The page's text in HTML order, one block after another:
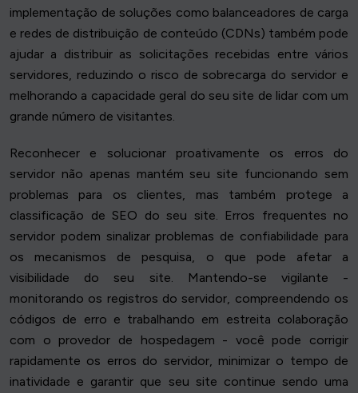
implementação de soluções como balanceadores de carga
e redes de distribuição de conteúdo (CDNs) também pode
ajudar a distribuir as solicitações recebidas entre vários
servidores, reduzindo o risco de sobrecarga do servidor e
melhorando a capacidade geral do seu site de lidar com um
grande número de visitantes.
Reconhecer e solucionar proativamente os erros do
servidor não apenas mantém seu site funcionando sem
problemas para os clientes, mas também protege a
classificação de SEO do seu site. Erros frequentes no
servidor podem sinalizar problemas de confiabilidade para
os mecanismos de pesquisa, o que pode afetar a
visibilidade do seu site. Mantendo-se vigilante -
monitorando os registros do servidor, compreendendo os
códigos de erro e trabalhando em estreita colaboração
com o provedor de hospedagem - você pode corrigir
rapidamente os erros do servidor, minimizar o tempo de
inatividade e garantir que seu site continue sendo uma